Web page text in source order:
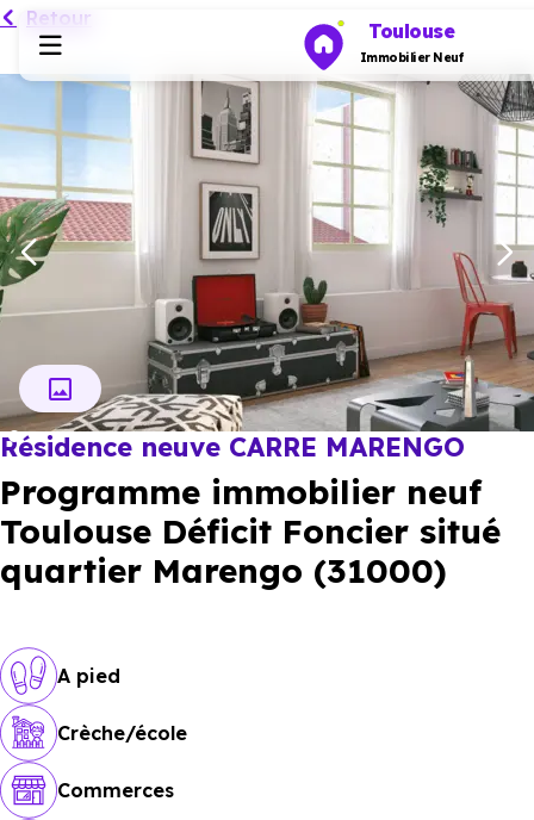
Toulouse
Immobilier Neuf
Programmes neufs
Habiter
Actualités
Ressources
Financer
Retour
Résidence neuve CARRE MARENGO
Programme immobilier neuf
Toulouse Déficit Foncier situé
quartier Marengo (31000)
A pied
Crèche/école
Commerces